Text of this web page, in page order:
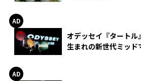
オデッセイ『タートル
生まれの新世代ミッド